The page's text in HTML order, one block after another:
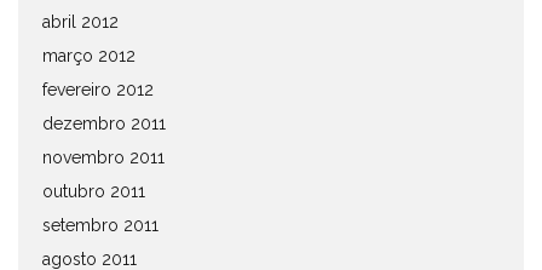
abril 2012
março 2012
fevereiro 2012
dezembro 2011
novembro 2011
outubro 2011
setembro 2011
agosto 2011